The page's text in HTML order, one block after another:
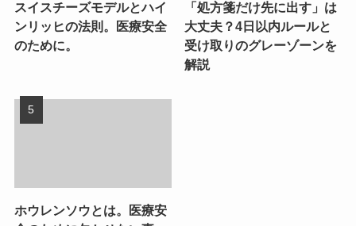
スイスチーズモデルとハイ
ンリッヒの法則。医療安全
のために。
「処方箋だけ先に出す」は
大丈夫？4日以内ルールと
受け取りのグレーゾーンを
解説
ホウレンソウとは。医療安